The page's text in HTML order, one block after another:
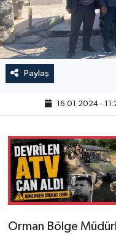
Paylaş
16.01.2024 -
Orman Bölge